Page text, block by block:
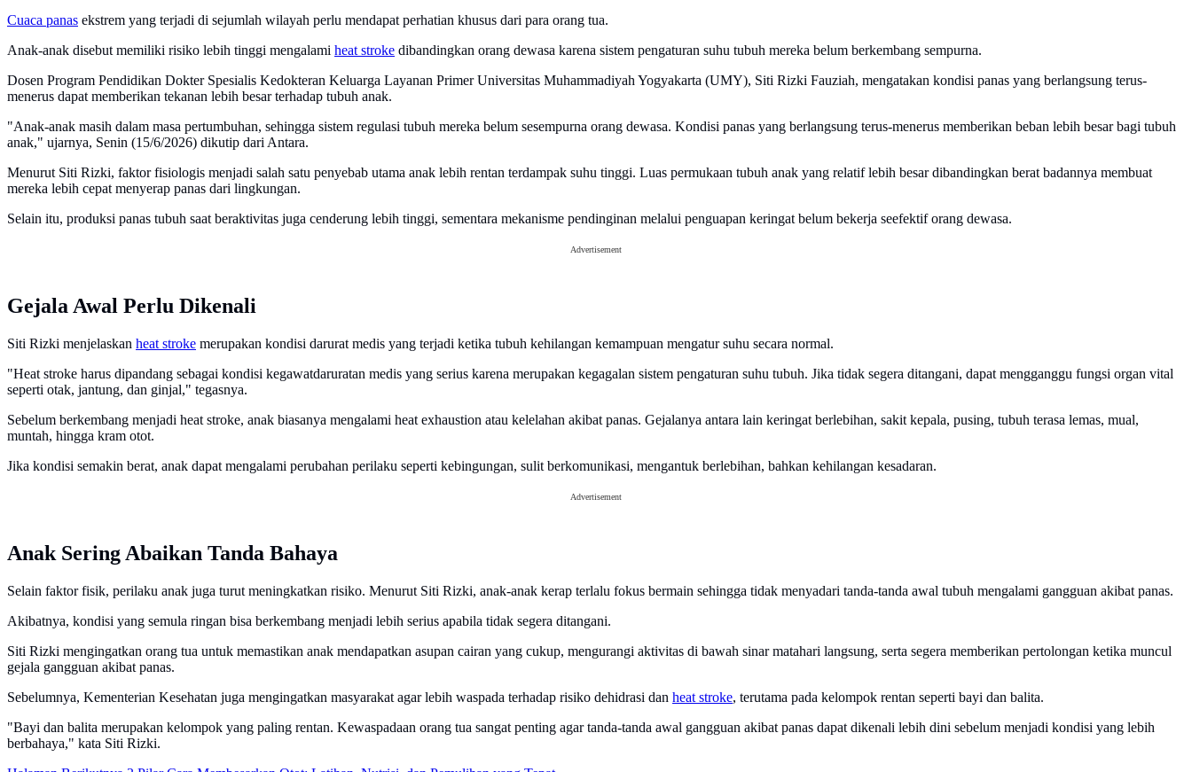
Cuaca panas ekstrem yang terjadi di sejumlah wilayah perlu mendapat perhatian khusus dari para orang tua.
Anak-anak disebut memiliki risiko lebih tinggi mengalami heat stroke dibandingkan orang dewasa karena sistem pengaturan suhu tubuh mereka belum berkembang sempurna.
Dosen Program Pendidikan Dokter Spesialis Kedokteran Keluarga Layanan Primer Universitas Muhammadiyah Yogyakarta (UMY), Siti Rizki Fauziah, mengatakan kondisi panas yang berlangsung terus-
menerus dapat memberikan tekanan lebih besar terhadap tubuh anak.
"Anak-anak masih dalam masa pertumbuhan, sehingga sistem regulasi tubuh mereka belum sesempurna orang dewasa. Kondisi panas yang berlangsung terus-menerus memberikan beban lebih besar bagi tubuh
anak," ujarnya, Senin (15/6/2026) dikutip dari Antara.
Menurut Siti Rizki, faktor fisiologis menjadi salah satu penyebab utama anak lebih rentan terdampak suhu tinggi. Luas permukaan tubuh anak yang relatif lebih besar dibandingkan berat badannya membuat
mereka lebih cepat menyerap panas dari lingkungan.
Selain itu, produksi panas tubuh saat beraktivitas juga cenderung lebih tinggi, sementara mekanisme pendinginan melalui penguapan keringat belum bekerja seefektif orang dewasa.
Advertisement
Gejala Awal Perlu Dikenali
Siti Rizki menjelaskan heat stroke merupakan kondisi darurat medis yang terjadi ketika tubuh kehilangan kemampuan mengatur suhu secara normal.
"Heat stroke harus dipandang sebagai kondisi kegawatdaruratan medis yang serius karena merupakan kegagalan sistem pengaturan suhu tubuh. Jika tidak segera ditangani, dapat mengganggu fungsi organ vital
seperti otak, jantung, dan ginjal," tegasnya.
Sebelum berkembang menjadi heat stroke, anak biasanya mengalami heat exhaustion atau kelelahan akibat panas. Gejalanya antara lain keringat berlebihan, sakit kepala, pusing, tubuh terasa lemas, mual,
muntah, hingga kram otot.
Jika kondisi semakin berat, anak dapat mengalami perubahan perilaku seperti kebingungan, sulit berkomunikasi, mengantuk berlebihan, bahkan kehilangan kesadaran.
Advertisement
Anak Sering Abaikan Tanda Bahaya
Selain faktor fisik, perilaku anak juga turut meningkatkan risiko. Menurut Siti Rizki, anak-anak kerap terlalu fokus bermain sehingga tidak menyadari tanda-tanda awal tubuh mengalami gangguan akibat panas.
Akibatnya, kondisi yang semula ringan bisa berkembang menjadi lebih serius apabila tidak segera ditangani.
Siti Rizki mengingatkan orang tua untuk memastikan anak mendapatkan asupan cairan yang cukup, mengurangi aktivitas di bawah sinar matahari langsung, serta segera memberikan pertolongan ketika muncul
gejala gangguan akibat panas.
Sebelumnya, Kementerian Kesehatan juga mengingatkan masyarakat agar lebih waspada terhadap risiko dehidrasi dan heat stroke, terutama pada kelompok rentan seperti bayi dan balita.
"Bayi dan balita merupakan kelompok yang paling rentan. Kewaspadaan orang tua sangat penting agar tanda-tanda awal gangguan akibat panas dapat dikenali lebih dini sebelum menjadi kondisi yang lebih
berbahaya," kata Siti Rizki.